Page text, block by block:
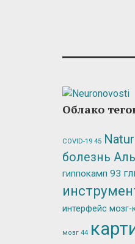
Облако
COVID-19 45
болезнь
гиппокамп 93
интерфейс
мозг 44